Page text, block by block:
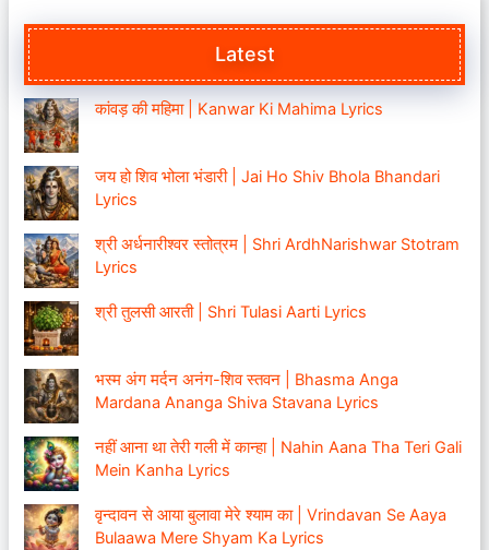
Latest
कांवड़ की महिमा | Kanwar Ki Mahima Lyrics
जय हो शिव भोला भंडारी | Jai Ho Shiv Bhola Bhandari
Lyrics
श्री अर्धनारीश्वर स्तोत्रम | Shri ArdhNarishwar Stotram
Lyrics
श्री तुलसी आरती | Shri Tulasi Aarti Lyrics
भस्म अंग मर्दन अनंग-शिव स्तवन | Bhasma Anga
Mardana Ananga Shiva Stavana Lyrics
नहीं आना था तेरी गली में कान्हा | Nahin Aana Tha Teri Gali
Mein Kanha Lyrics
वृन्दावन से आया बुलावा मेरे श्याम का | Vrindavan Se Aaya
Bulaawa Mere Shyam Ka Lyrics